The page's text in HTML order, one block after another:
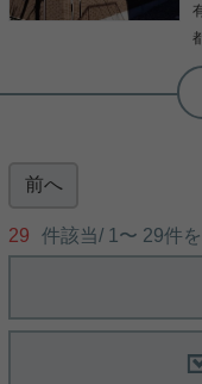
実用春日ホーム 江戸川
り
で
前へ
29 件該当/ 1 〜 29件